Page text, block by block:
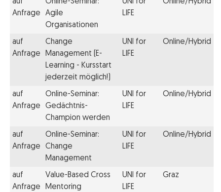
Anfrage
Agile
Organisationen
LIFE
auf
Anfrage
Change
Management (E-
Learning - Kursstart
jederzeit möglich!)
UNI for
LIFE
Online/Hybrid
auf
Anfrage
Online-Seminar:
Gedächtnis-
Champion werden
UNI for
LIFE
Online/Hybrid
auf
Anfrage
Online-Seminar:
Change
Management
UNI for
LIFE
Online/Hybrid
auf
Anfrage
Value-Based Cross
Mentoring
UNI for
LIFE
Graz